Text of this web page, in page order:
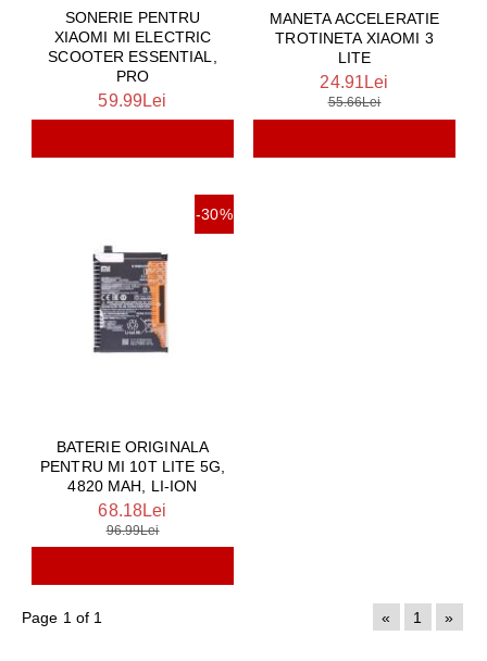
SONERIE PENTRU
XIAOMI MI ELECTRIC
SCOOTER ESSENTIAL,
PRO
59.99Lei
MANETA ACCELERATIE
TROTINETA XIAOMI 3
LITE
24.91Lei
55.66Lei
-30%
BATERIE ORIGINALA
PENTRU MI 10T LITE 5G,
4820 MAH, LI-ION
68.18Lei
96.99Lei
Page 1 of 1 « 1 »